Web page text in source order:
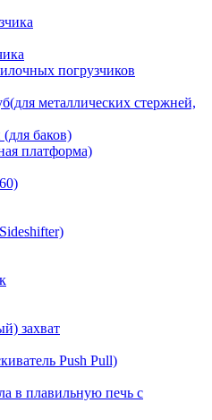
погрузчиков
металлических стержней,
баков)
платформа)
захват
Push Pull)
в плавильную печь с